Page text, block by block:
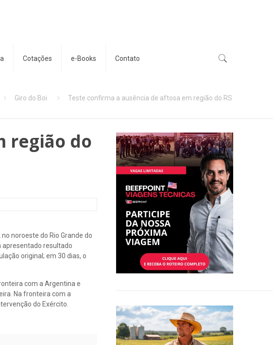
Cotações e-Books Contato
Giro do Boi Teste confirma a ausência de aftosa em região do RS
região do
noroeste do Rio Grande do
apresentado resultado
original; em 30 dias, o
com a Argentina e
Na fronteira com a
do Exército.